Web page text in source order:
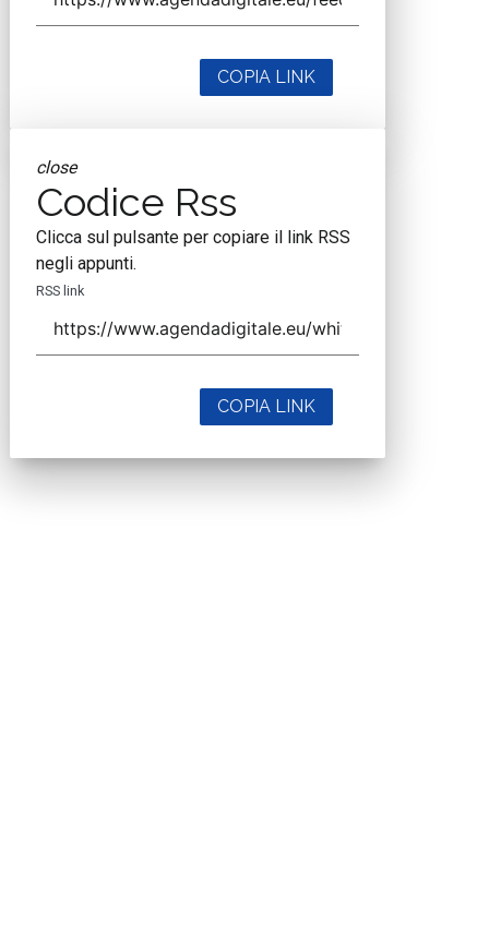
COPIA LINK
close
Codice Rss
Clicca sul pulsante per copiare il link RSS
negli appunti.
RSS link
COPIA LINK